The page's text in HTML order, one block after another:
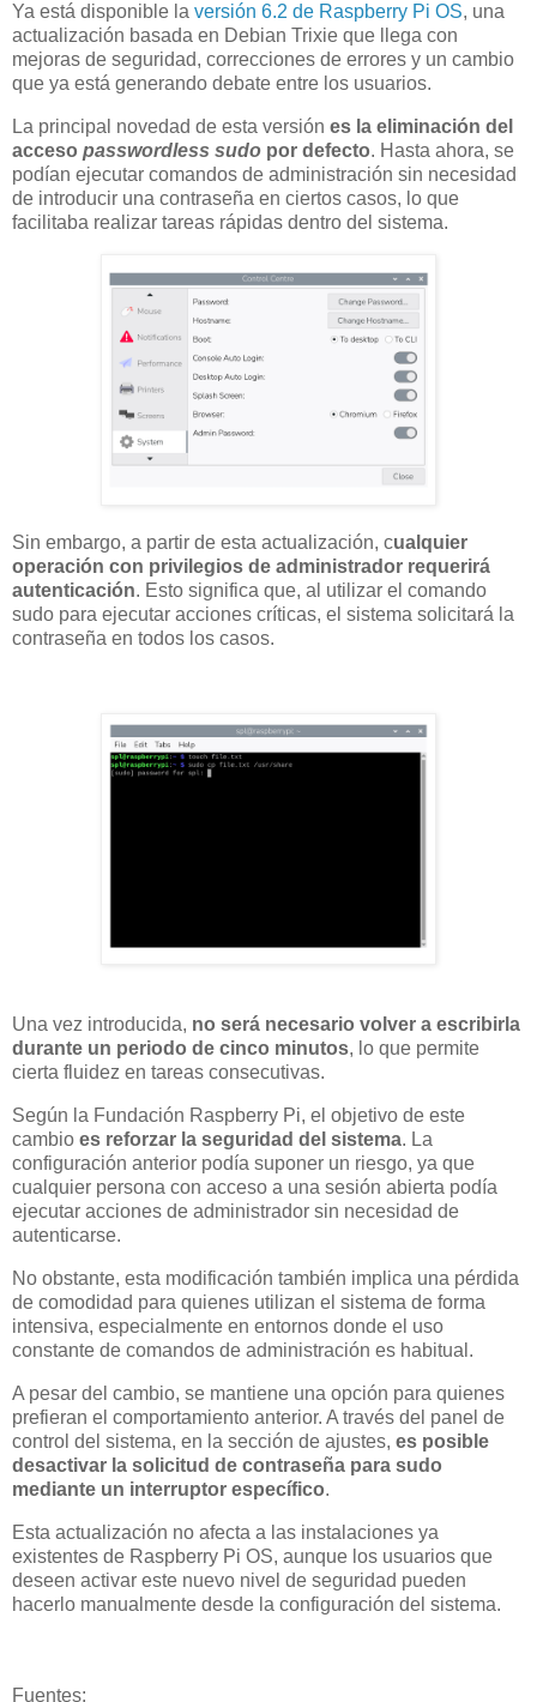
Ya está disponible la versión 6.2 de Raspberry Pi OS, una
actualización basada en Debian Trixie que llega con
mejoras de seguridad, correcciones de errores y un cambio
que ya está generando debate entre los usuarios.
La principal novedad de esta versión es la eliminación del
acceso passwordless sudo por defecto. Hasta ahora, se
podían ejecutar comandos de administración sin necesidad
de introducir una contraseña en ciertos casos, lo que
facilitaba realizar tareas rápidas dentro del sistema.
Sin embargo, a partir de esta actualización, cualquier
operación con privilegios de administrador requerirá
autenticación. Esto significa que, al utilizar el comando
sudo para ejecutar acciones críticas, el sistema solicitará la
contraseña en todos los casos.
Una vez introducida, no será necesario volver a escribirla
durante un periodo de cinco minutos, lo que permite
cierta fluidez en tareas consecutivas.
Según la Fundación Raspberry Pi, el objetivo de este
cambio es reforzar la seguridad del sistema. La
configuración anterior podía suponer un riesgo, ya que
cualquier persona con acceso a una sesión abierta podía
ejecutar acciones de administrador sin necesidad de
autenticarse.
No obstante, esta modificación también implica una pérdida
de comodidad para quienes utilizan el sistema de forma
intensiva, especialmente en entornos donde el uso
constante de comandos de administración es habitual.
A pesar del cambio, se mantiene una opción para quienes
prefieran el comportamiento anterior. A través del panel de
control del sistema, en la sección de ajustes, es posible
desactivar la solicitud de contraseña para sudo
mediante un interruptor específico.
Esta actualización no afecta a las instalaciones ya
existentes de Raspberry Pi OS, aunque los usuarios que
deseen activar este nuevo nivel de seguridad pueden
hacerlo manualmente desde la configuración del sistema.
Fuentes: